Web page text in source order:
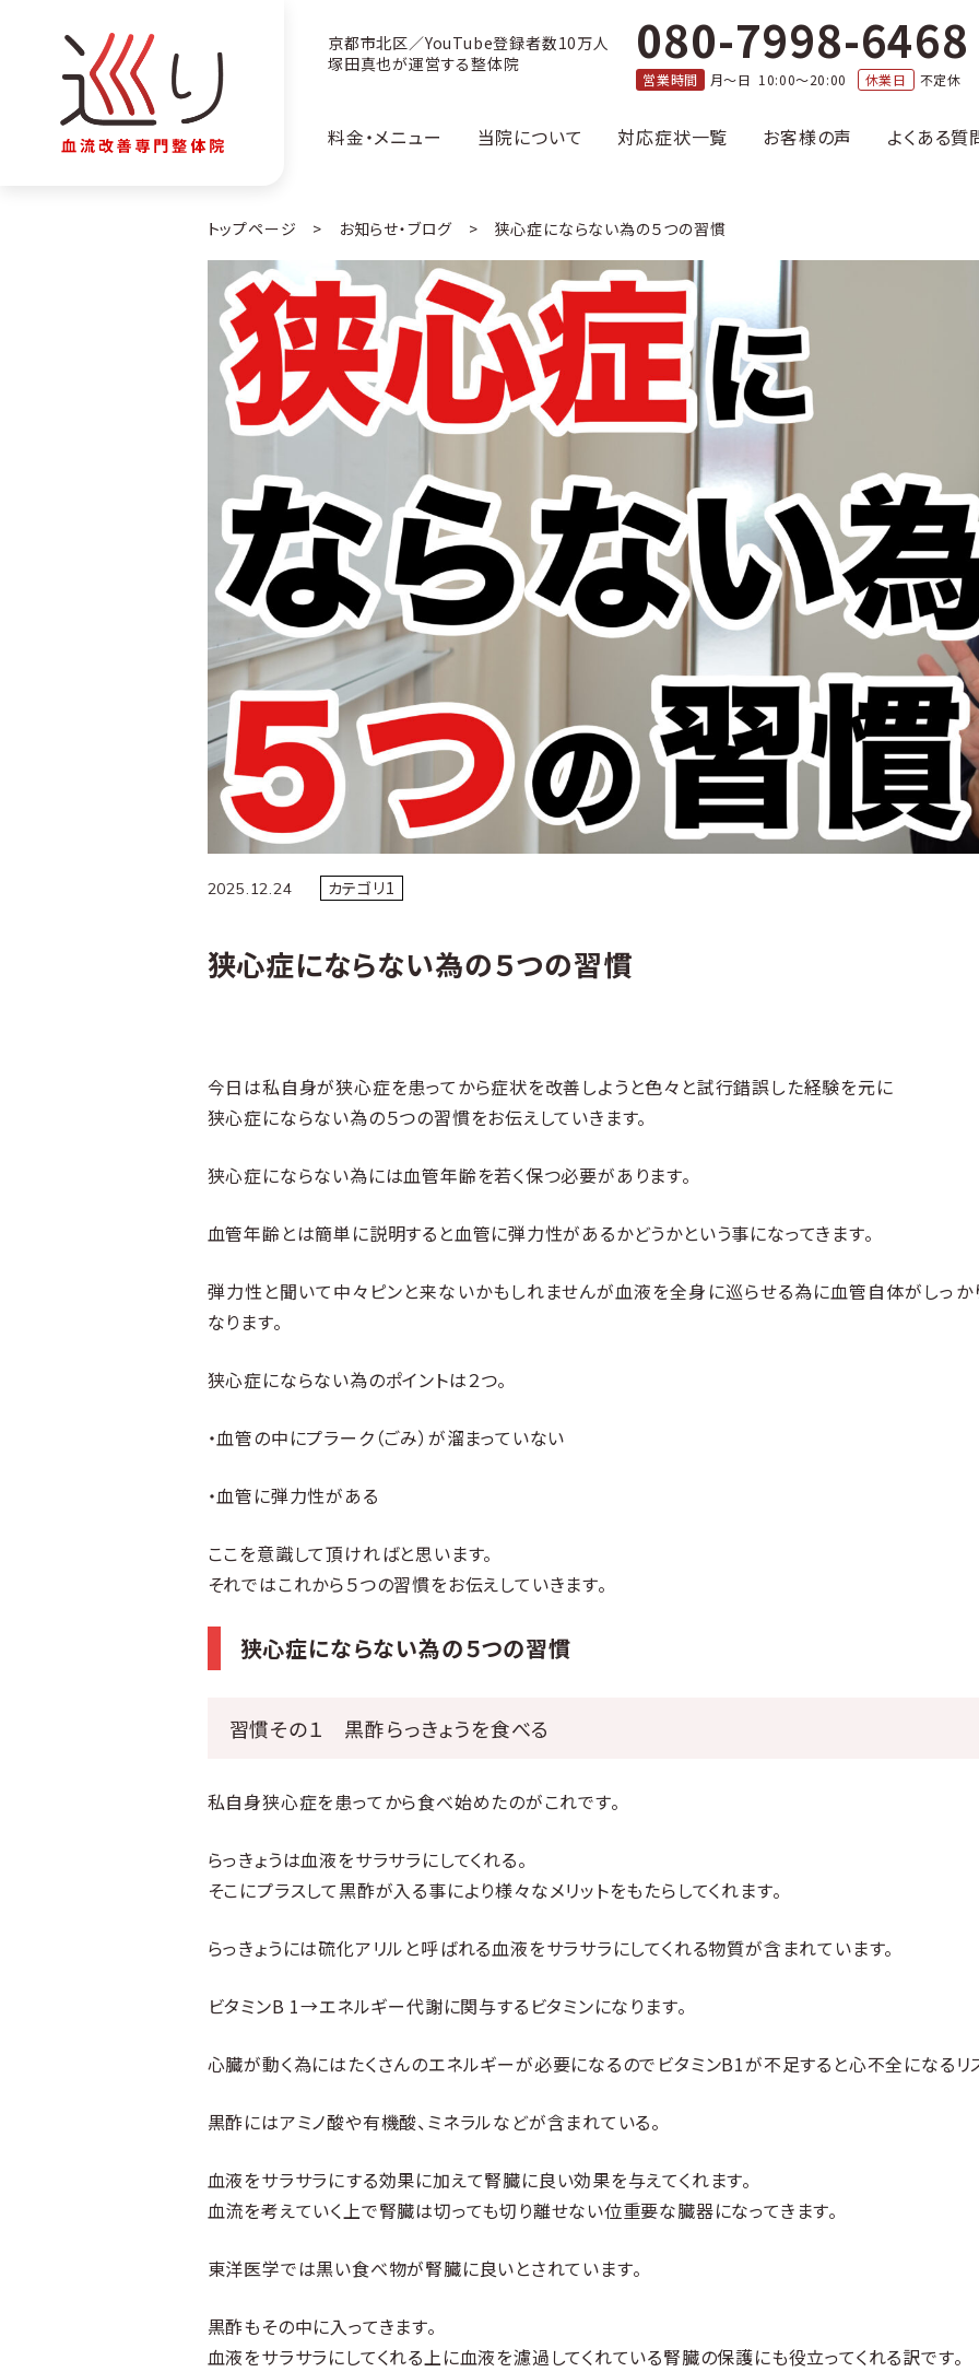
京都市北区／YouTube登録者数10万人
塚田真也が運営する整体院
料金・メニュー 当院について 対応症状一覧 お客様の声 よくある質
080-7998-6468
営業時間 月〜日 10:00〜20:00 休業日 不定休
トップページ > お知らせ・ブログ > 狭心症にならない為の５つの習慣
2025.12.24 カテゴリ1
狭心症にならない為の５つの習慣
今日は私自身が狭心症を患ってから症状を改善しようと色々と試行錯誤した経験を元に
狭心症にならない為の５つの習慣をお伝えしていきます。
狭心症にならない為には血管年齢を若く保つ必要があります。
血管年齢とは簡単に説明すると血管に弾力性があるかどうかという事になってきます。
弾力性と聞いて中々ピンと来ないかもしれませんが血液を全身に巡らせる為に血管自体がしっ
なります。
狭心症にならない為のポイントは２つ。
・血管の中にプラーク（ごみ）が溜まっていない
・血管に弾力性がある
ここを意識して頂ければと思います。
それではこれから５つの習慣をお伝えしていきます。
狭心症にならない為の５つの習慣
習慣その１ 黒酢らっきょうを食べる
私自身狭心症を患ってから食べ始めたのがこれです。
らっきょうは血液をサラサラにしてくれる。
そこにプラスして黒酢が入る事により様々なメリットをもたらしてくれます。
らっきょうには硫化アリルと呼ばれる血液をサラサラにしてくれる物質が含まれています。
ビタミンB 1→エネルギー代謝に関与するビタミンになります。
心臓が動く為にはたくさんのエネルギーが必要になるのでビタミンB1が不足すると心不全になるリ
黒酢にはアミノ酸や有機酸、ミネラルなどが含まれている。
血液をサラサラにする効果に加えて腎臓に良い効果を与えてくれます。
血流を考えていく上で腎臓は切っても切り離せない位重要な臓器になってきます。
東洋医学では黒い食べ物が腎臓に良いとされています。
黒酢もその中に入ってきます。
血液をサラサラにしてくれる上に血液を濾過してくれている腎臓の保護にも役立ってくれる訳です。